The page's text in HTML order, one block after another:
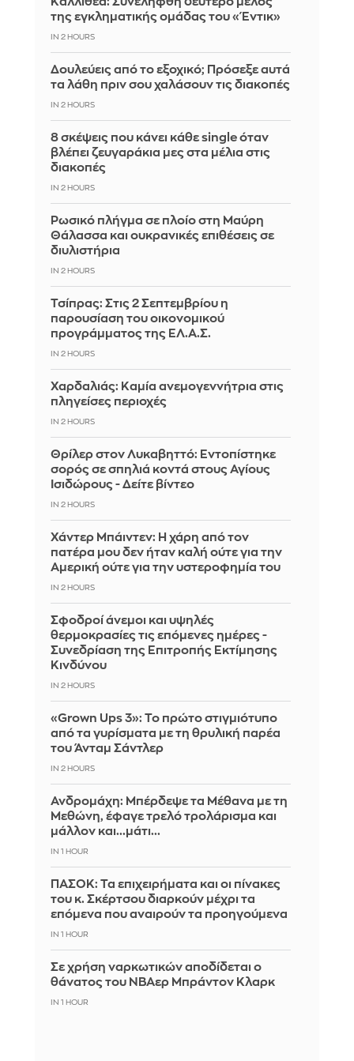
της εγκληματικής ομάδας του «Έντικ»
IN 2 HOURS
Δουλεύεις από το εξοχικό; Πρόσεξε αυτά
τα λάθη πριν σου χαλάσουν τις διακοπές
IN 2 HOURS
8 σκέψεις που κάνει κάθε single όταν
βλέπει ζευγαράκια μες στα μέλια στις
διακοπές
IN 2 HOURS
Ρωσικό πλήγμα σε πλοίο στη Μαύρη
Θάλασσα και ουκρανικές επιθέσεις σε
διυλιστήρια
IN 2 HOURS
Τσίπρας: Στις 2 Σεπτεμβρίου η
παρουσίαση του οικονομικού
προγράμματος της ΕΛ.Α.Σ.
IN 2 HOURS
Χαρδαλιάς: Καμία ανεμογεννήτρια στις
πληγείσες περιοχές
IN 2 HOURS
Θρίλερ στον Λυκαβηττό: Εντοπίστηκε
σορός σε σπηλιά κοντά στους Αγίους
Ισιδώρους - Δείτε βίντεο
IN 2 HOURS
Χάντερ Μπάιντεν: Η χάρη από τον
πατέρα μου δεν ήταν καλή ούτε για την
Αμερική ούτε για την υστεροφημία του
IN 2 HOURS
Σφοδροί άνεμοι και υψηλές
θερμοκρασίες τις επόμενες ημέρες -
Συνεδρίαση της Επιτροπής Εκτίμησης
Κινδύνου
IN 2 HOURS
«Grown Ups 3»: Το πρώτο στιγμιότυπο
από τα γυρίσματα με τη θρυλική παρέα
του Άνταμ Σάντλερ
IN 2 HOURS
Ανδρομάχη: Μπέρδεψε τα Μέθανα με τη
Μεθώνη, έφαγε τρελό τρολάρισμα και
μάλλον και...μάτι...
IN 1 HOUR
ΠΑΣΟΚ: Τα επιχειρήματα και οι πίνακες
του κ. Σκέρτσου διαρκούν μέχρι τα
επόμενα που αναιρούν τα προηγούμενα
IN 1 HOUR
Σε χρήση ναρκωτικών αποδίδεται ο
θάνατος του ΝΒΑερ Μπράντον Κλαρκ
IN 1 HOUR